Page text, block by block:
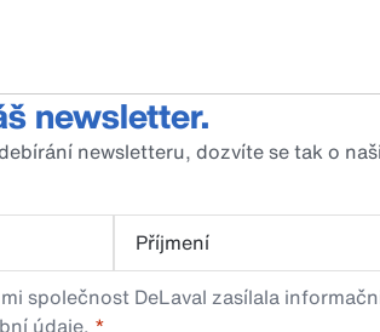
newsletter.
newsletteru, dozvíte se tak o
Příjmení
společnost DeLaval zasílala
údaje.